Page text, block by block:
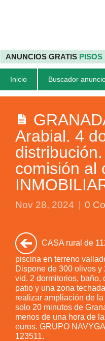
ANUNCIOS GRATIS PISOS
Inicio Buscador
Arabial. 4
comisión al
Nov 28, 2024 0
CASA rural de
piscina en terreno
Dispone de 300 olivos y
vid. 2 dormitorios, baño,
patio y una zona
realizar ampliación de
solo 20 minutos de
menos de una hora de
euros. GRUPO
123511.